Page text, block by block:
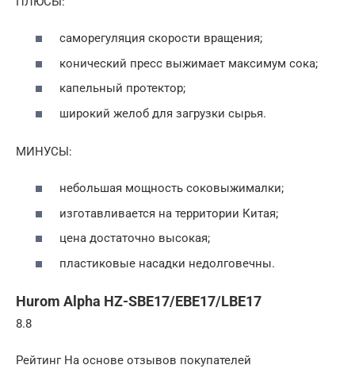
саморегуляция скорости вращения;
конический пресс выжимает максимум сока;
капельный протектор;
широкий желоб для загрузки сырья.
МИНУСЫ:
небольшая мощность соковыжималки;
изготавливается на территории Китая;
цена достаточно высокая;
пластиковые насадки недолговечны.
Hurom Alpha HZ-SBE17/EBE17/LBE17
8.8
Рейтинг На основе отзывов покупателей